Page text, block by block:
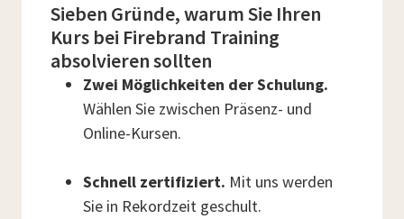
Sieben Gründe, warum Sie Ihren
Kurs bei Firebrand Training
absolvieren sollten
Zwei Möglichkeiten der Schulung.
Wählen Sie zwischen Präsenz- und
Online-Kursen.
Schnell zertifiziert. Mit uns werden
Sie in Rekordzeit geschult.